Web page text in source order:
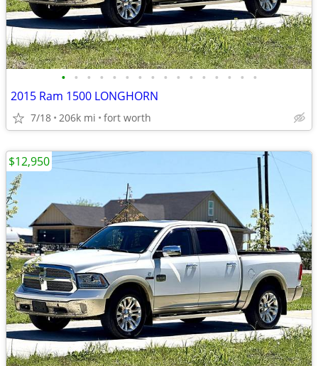
• • • • • • • • • • • • • • • •
2015 Ram 1500 LONGHORN
7/18 206k mi fort worth
$12,950